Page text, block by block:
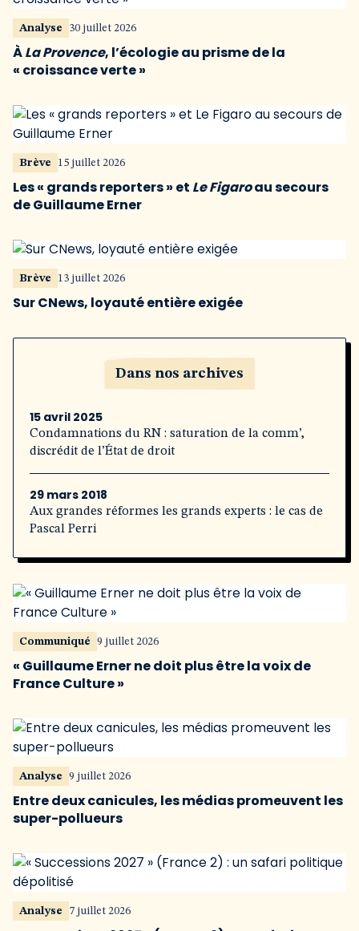
Analyse 30 juillet 2026
ÀLa Provence, l’écologie au prisme de la
« croissance verte »
Brève 15 juillet 2026
Les « grands reporters » et Le Figaroau secours
de Guillaume Erner
Brève 13 juillet 2026
Sur CNews, loyauté entière exigée
Dans nos archives
15 avril 2025
Condamnations du RN : saturation de la comm’,
discrédit de l’État de droit
29 mars 2018
Aux grandes réformes les grands experts : le cas de
Pascal Perri
Communiqué 9 juillet 2026
« Guillaume Erner ne doit plus être la voix de
France Culture »
Analyse 9 juillet 2026
Entre deux canicules, les médias promeuvent les
super-pollueurs
Analyse 7 juillet 2026